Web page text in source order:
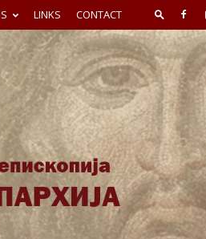
LINKS CONTACT